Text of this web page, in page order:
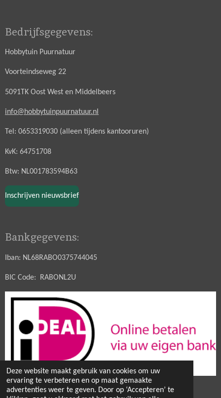
Deze website maakt gebruik van cookies om uw
ervaring te verbeteren en op maat gemaakte
advertenties weer te geven. Door op ‘Accepteren’ te
Bedrijfsgegevens:
Hobbytuin Puurnatuur
Voorteindseweg 22
5091TK Oost West en Middelbeers
info@hobbytuinpuurnatuur.nl
Tel: 0653319030 (alleen tijdens kantooruren)
KvK: 64751708
Btw: NL001783594B63
Inschrijven nieuwsbrief
Bankgegevens:
Iban: NL68RABO0375744045
BIC Code: RABONL2U
© 2021 - 2026 Hobbytuin Puurnatuur Zaden
Powered byJouwWeb